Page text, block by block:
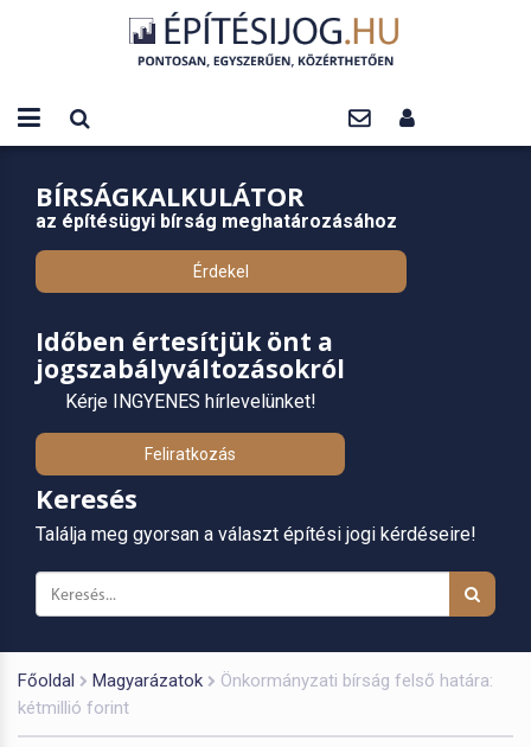
BÍRSÁGKALKULÁTOR
az építésügyi bírság meghatározásához
Érdekel
Időben értesítjük önt a
jogszabályváltozásokról
Kérje INGYENES hírlevelünket!
Feliratkozás
Keresés
Találja meg gyorsan a választ építési jogi kérdéseire!
Főoldal Magyarázatok
Önkormányzati bírság felső határa:
kétmillió forint